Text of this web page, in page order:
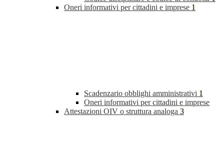
Oneri informativi per cittadini e imprese 1
Scadenzario obblighi amministrativi 1
Oneri informativi per cittadini e imprese
Attestazioni OIV o struttura analoga 3